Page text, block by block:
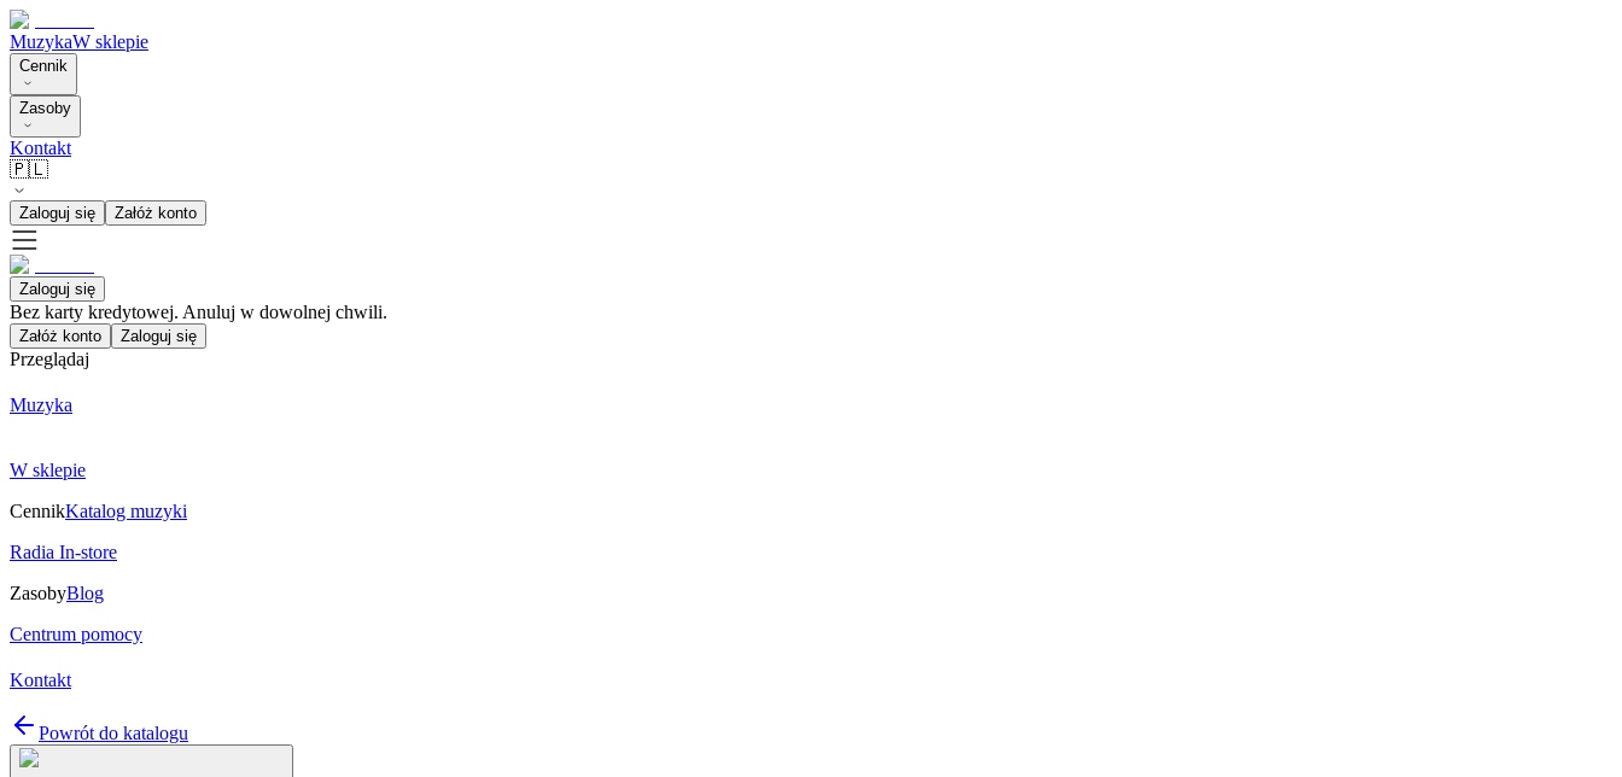
MuzykaW sklepie
Cennik
Zasoby
Kontakt
🇵🇱
Zaloguj się Załóż konto
Zaloguj się
Bez karty kredytowej. Anuluj w dowolnej chwili.
Załóż konto Zaloguj się
Przeglądaj
Muzyka
W sklepie
CennikKatalog muzyki
Radia In-store
ZasobyBlog
Centrum pomocy
Kontakt
Powrót do katalogu